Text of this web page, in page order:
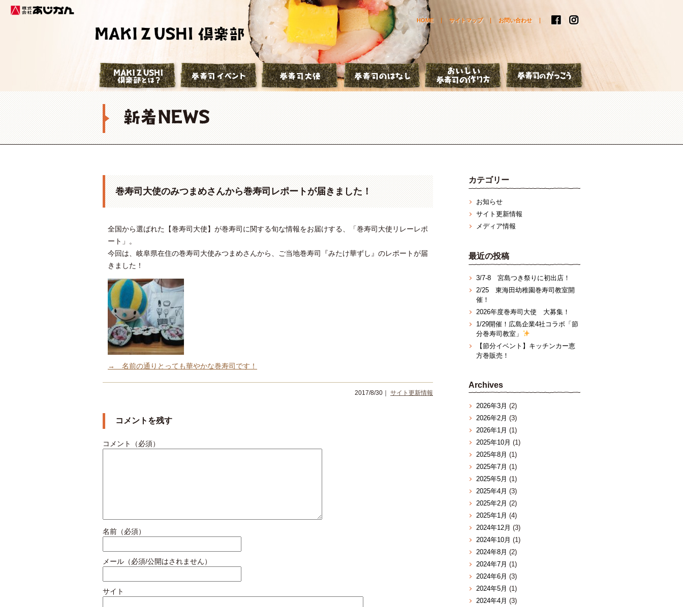
株式会社あじかん お問い合わせ
サイトマップ
HOME
巻寿司倶楽部とは？ 巻寿司イベント 巻寿司大使 巻寿司のはなし おいしい巻寿司の作り方
巻寿司大使のみつまめさんから巻寿司レポートが届きました！
全国から選ばれた【巻寿司大使】が巻寿司に関する旬な情報をお届けする、「巻寿司大使リレーレポ
ート」。
今回は、岐阜県在住の巻寿司大使みつまめさんから、ご当地巻寿司『みたけ華ずし』のレポートが届
きました！
→ 名前の通りとっても華やかな巻寿司です！
2017/8/30｜ サイト更新情報
コメントを残す
コメント（必須）
名前（必須）
メール（必須/公開はされません）
サイト
カテゴリー
お知らせ
サイト更新情報
メディア情報
最近の投稿
3/7‐8 宮島つき祭りに初出店！
2/25 東海田幼稚園巻寿司教室開
催！
2026年度巻寿司大使 大募集！
1/29開催！広島企業4社コラボ「節
分巻寿司教室」
【節分イベント】キッチンカー恵
方巻販売！
Archives
2026年3月 (2)
2026年2月 (3)
2026年1月 (1)
2025年10月 (1)
2025年8月 (1)
2025年7月 (1)
2025年5月 (1)
2025年4月 (3)
2025年2月 (2)
2025年1月 (4)
2024年12月 (3)
2024年10月 (1)
2024年8月 (2)
2024年7月 (1)
2024年6月 (3)
2024年5月 (1)
2024年4月 (3)